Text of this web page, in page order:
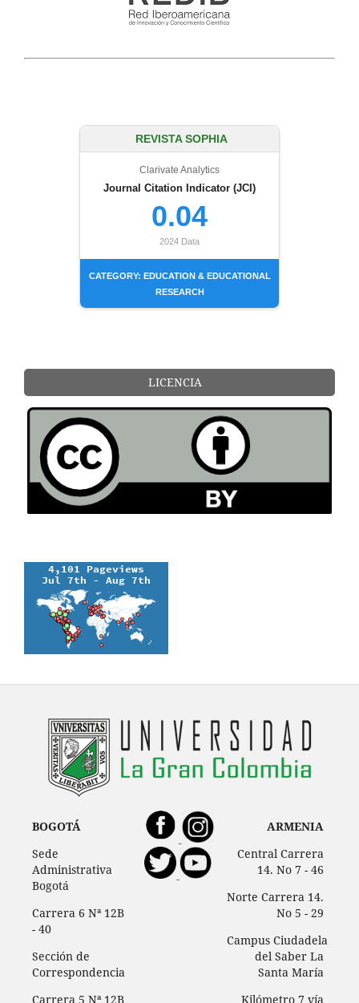
REVISTA SOPHIA
Clarivate Analytics
Journal Citation Indicator (JCI)
0.04
2024 Data
CATEGORY: EDUCATION & EDUCATIONAL
RESEARCH
LICENCIA
BOGOTÁ
Sede
Administrativa
Bogotá
Carrera 6 Nª 12B
- 40
Sección de
Correspondencia
Carrera 5 Nª 12B
ARMENIA
Central Carrera
14. No 7 - 46
Norte Carrera 14.
No 5 - 29
Campus Ciudadela
del Saber La
Santa María
Kilómetro 7 vía